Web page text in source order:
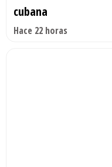
cubana
Hace 22 horas